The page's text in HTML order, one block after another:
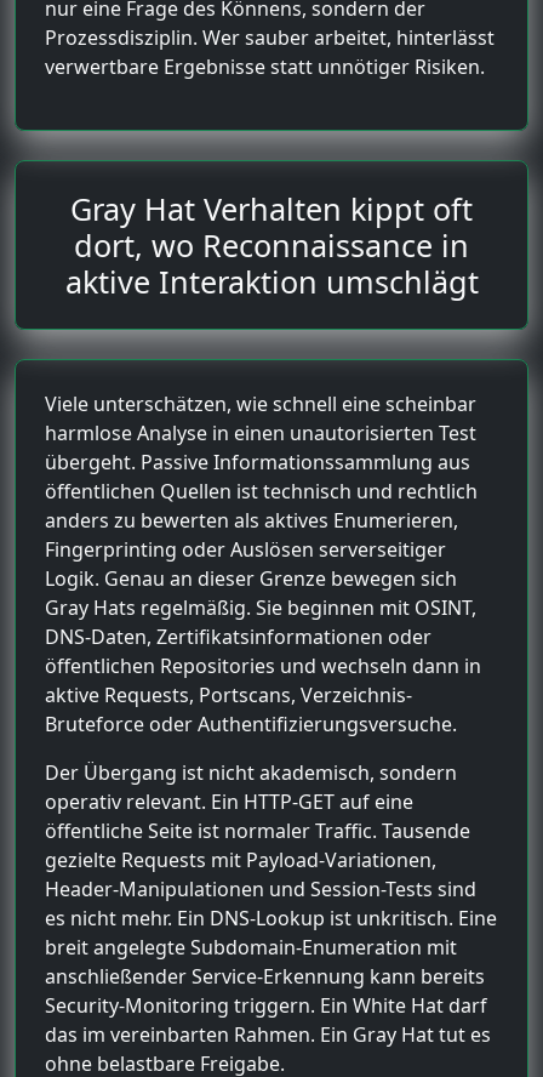
nur eine Frage des Könnens, sondern der
Prozessdisziplin. Wer sauber arbeitet, hinterlässt
verwertbare Ergebnisse statt unnötiger Risiken.
Gray Hat Verhalten kippt oft
dort, wo Reconnaissance in
aktive Interaktion umschlägt
Viele unterschätzen, wie schnell eine scheinbar
harmlose Analyse in einen unautorisierten Test
übergeht. Passive Informationssammlung aus
öffentlichen Quellen ist technisch und rechtlich
anders zu bewerten als aktives Enumerieren,
Fingerprinting oder Auslösen serverseitiger
Logik. Genau an dieser Grenze bewegen sich
Gray Hats regelmäßig. Sie beginnen mit OSINT,
DNS-Daten, Zertifikatsinformationen oder
öffentlichen Repositories und wechseln dann in
aktive Requests, Portscans, Verzeichnis-
Bruteforce oder Authentifizierungsversuche.
Der Übergang ist nicht akademisch, sondern
operativ relevant. Ein HTTP-GET auf eine
öffentliche Seite ist normaler Traffic. Tausende
gezielte Requests mit Payload-Variationen,
Header-Manipulationen und Session-Tests sind
es nicht mehr. Ein DNS-Lookup ist unkritisch. Eine
breit angelegte Subdomain-Enumeration mit
anschließender Service-Erkennung kann bereits
Security-Monitoring triggern. Ein White Hat darf
das im vereinbarten Rahmen. Ein Gray Hat tut es
ohne belastbare Freigabe.